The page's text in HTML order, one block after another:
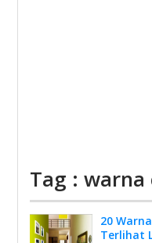
Tag :
20
Terlihat